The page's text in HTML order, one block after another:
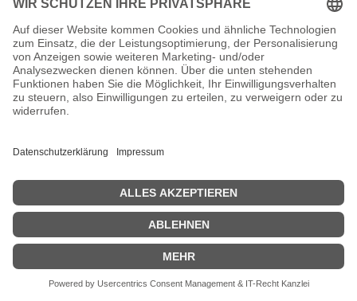
Impressum
Datenschutzerklärung
Copyright © 1PLACE4BUSINESS